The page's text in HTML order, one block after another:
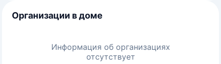
Организации в доме
Информация об организациях
отсутствует